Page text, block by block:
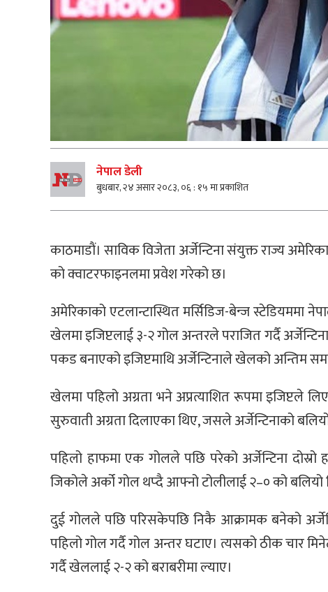
नेपाल डेली
बुधबार, २४ असार २०८३, ०६ : १५ मा प्रकाशित
काठमाडाैं। साविक विजेता अर्जेन्टिना संयुक्त राज्य
को क्वाटरफाइनलमा प्रवेश गरेको छ।
अमेरिकाको एटलान्टास्थित मर्सिडिज-बेन्ज स्टेडियममा
खेलमा इजिप्टलाई ३-२ गोल अन्तरले पराजित गर्दै
पकड बनाएको इजिप्टमाथि अर्जेन्टिनाले खेलको अन्तिम
खेलमा पहिलो अग्रता भने अप्रत्याशित रूपमा इजिप्टले
सुरुवाती अग्रता दिलाएका थिए, जसले अर्जेन्टिनाको
पहिलो हाफमा एक गोलले पछि परेको अर्जेन्टिना
जिकोले अर्को गोल थप्दै आफ्नो टोलीलाई २–० को बलियो
दुई गोलले पछि परिसकेपछि निकै आक्रामक बनेको
पहिलो गोल गर्दै गोल अन्तर घटाए। त्यसको ठीक चार
गर्दै खेललाई २-२ को बराबरीमा ल्याए।